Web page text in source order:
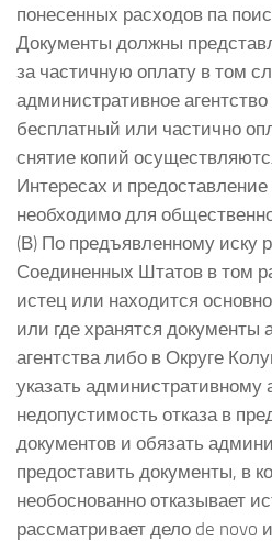
понесенных расходов па
Документы должны
за частичную оплату в том
административное
бесплатный или частично
снятие копий
Интересах и
необходимо для
(В) По предъявленному иску
Соединенных Штатов в том
истец или находится
или где хранятся документы
агентства либо в Округе
указать административному
недопустимость отказа в
документов и обязать
предоставить документы, в
необоснованно отказывает
рассматривает дело de novo